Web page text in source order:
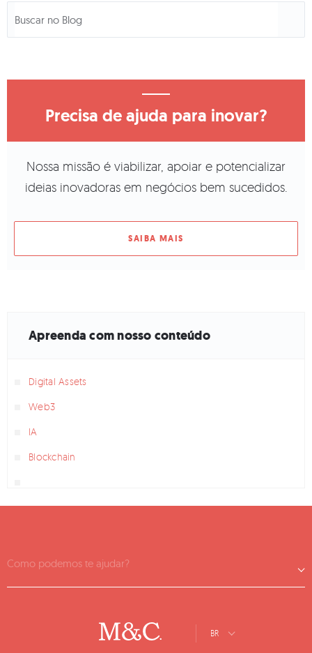
Precisa de ajuda para inovar?
Nossa missão é viabilizar, apoiar e potencializar
ideias inovadoras em negócios bem sucedidos.
SAIBA MAIS
Apreenda com nosso conteúdo
Digital Assets
Web3
IA
Blockchain
Como podemos te ajudar?
BR